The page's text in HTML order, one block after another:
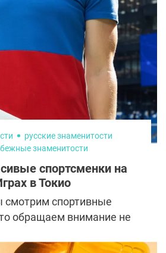
русские знаменитости
знаменитости
спортсменки на
в Токио
смотрим спортивные
обращаем внимание не
привлекательных атлетов.